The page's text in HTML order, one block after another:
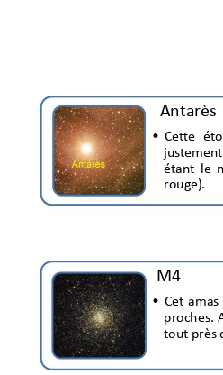
Antarès
• Cette
justement
étant le
rouge).
M4
• Cet amas
proches.
tout près